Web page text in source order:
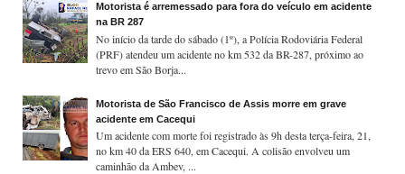
Motorista é arremessado para fora do veículo em acidente
na BR 287
No início da tarde do sábado (1º), a Polícia Rodoviária Federal
(PRF) atendeu um acidente no km 532 da BR-287, próximo ao
trevo em São Borja...
Motorista de São Francisco de Assis morre em grave
acidente em Cacequi
Um acidente com morte foi registrado às 9h desta terça-feira, 21,
no km 40 da ERS 640, em Cacequi. A colisão envolveu um
caminhão da Ambev, ...